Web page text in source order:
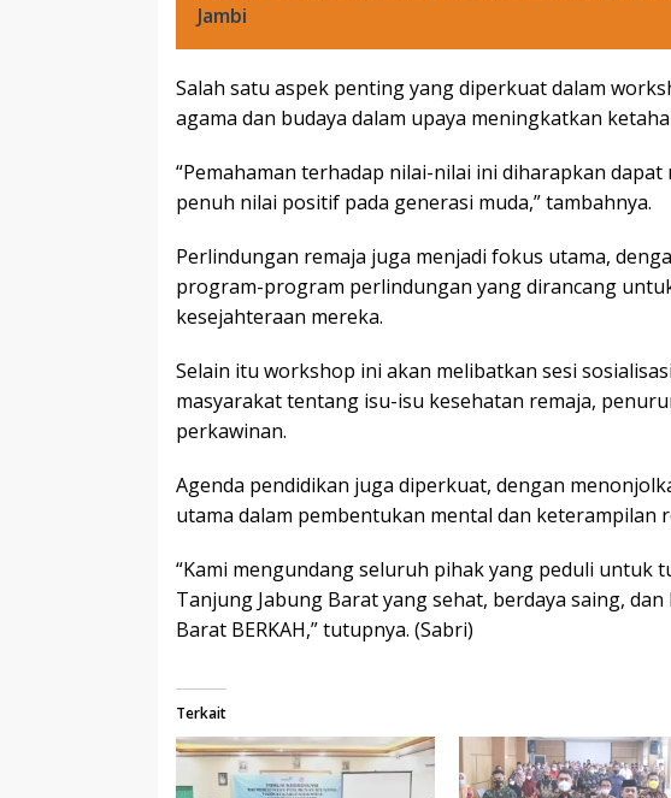
Jambi
Salah satu aspek penting yang diperkuat dalam
agama dan budaya dalam upaya meningkatkan
“Pemahaman terhadap nilai-nilai ini diharapkan
penuh nilai positif pada generasi muda,” tambahnya.
Perlindungan remaja juga menjadi fokus utama,
program-program perlindungan yang dirancang
kesejahteraan mereka.
Selain itu workshop ini akan melibatkan sesi
masyarakat tentang isu-isu kesehatan remaja,
perkawinan.
Agenda pendidikan juga diperkuat, dengan
utama dalam pembentukan mental dan keterampilan
“Kami mengundang seluruh pihak yang peduli untuk
Tanjung Jabung Barat yang sehat, berdaya saing,
Barat BERKAH,” tutupnya. (Sabri)
Terkait